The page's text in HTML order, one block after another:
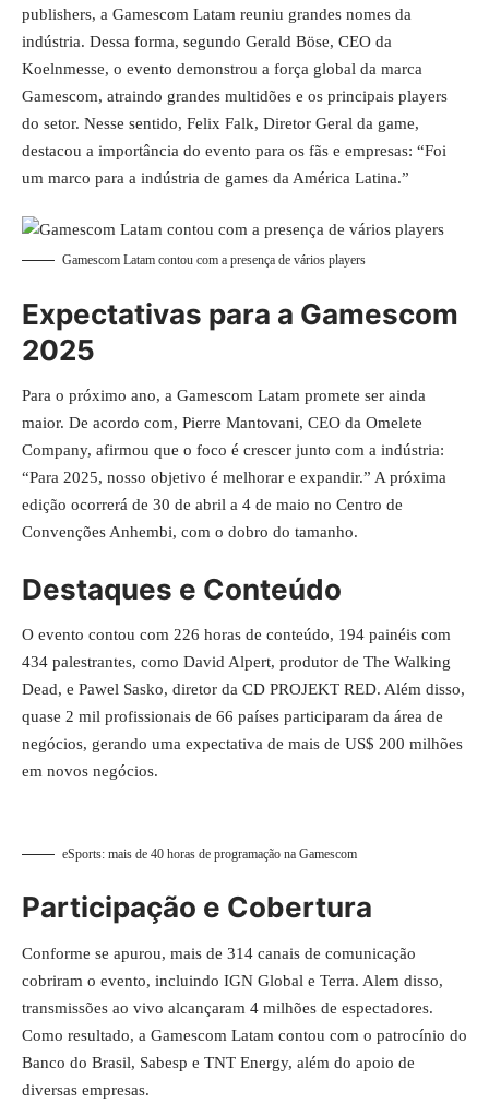
publishers, a Gamescom Latam reuniu grandes nomes da
indústria. Dessa forma, segundo Gerald Böse, CEO da
Koelnmesse, o evento demonstrou a força global da marca
Gamescom, atraindo grandes multidões e os principais players
do setor. Nesse sentido, Felix Falk, Diretor Geral da game,
destacou a importância do evento para os fãs e empresas: “Foi
um marco para a indústria de games da América Latina.”
Gamescom Latam contou com a presença de vários players
Expectativas para a Gamescom
2025
Para o próximo ano, a Gamescom Latam promete ser ainda
maior. De acordo com, Pierre Mantovani, CEO da Omelete
Company, afirmou que o foco é crescer junto com a indústria:
“Para 2025, nosso objetivo é melhorar e expandir.” A próxima
edição ocorrerá de 30 de abril a 4 de maio no Centro de
Convenções Anhembi, com o dobro do tamanho.
Destaques e Conteúdo
O evento contou com 226 horas de conteúdo, 194 painéis com
434 palestrantes, como David Alpert, produtor de The Walking
Dead, e Pawel Sasko, diretor da CD PROJEKT RED. Além disso,
quase 2 mil profissionais de 66 países participaram da área de
negócios, gerando uma expectativa de mais de US$ 200 milhões
em novos negócios.
eSports: mais de 40 horas de programação na Gamescom
Participação e Cobertura
Conforme se apurou, mais de 314 canais de comunicação
cobriram o evento, incluindo IGN Global e Terra. Alem disso,
transmissões ao vivo alcançaram 4 milhões de espectadores.
Como resultado, a Gamescom Latam contou com o patrocínio do
Banco do Brasil, Sabesp e TNT Energy, além do apoio de
diversas empresas.